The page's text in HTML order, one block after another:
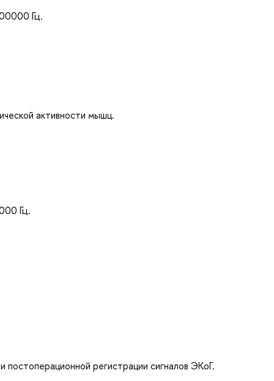
Гц.
активности мышц.
Гц.
постоперационной регистрации сигналов ЭКоГ.